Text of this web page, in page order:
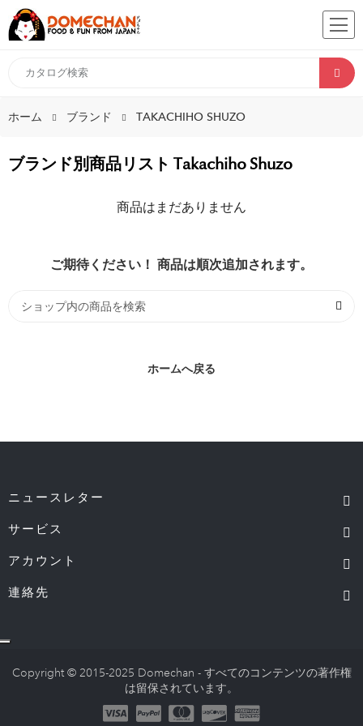
ホーム ブランド TAKACHIHO SHUZO
ブランド別商品リスト Takachiho Shuzo
商品はまだありません
ご期待ください！ 商品は順次追加されます。
ホームへ戻る
ニュースレター
サービス
アカウント
連絡先
Copyright © 2015-2025 Domechan - すべてのコンテンツの著作権
は留保されています。